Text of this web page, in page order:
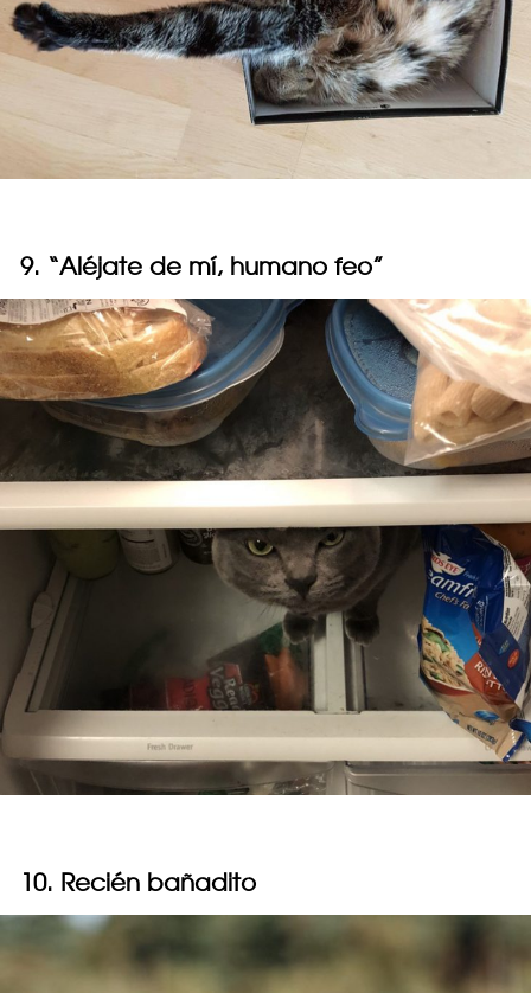
9. “Aléjate de mí, humano feo”
10. Recién bañadito